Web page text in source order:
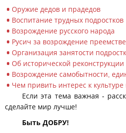
Оружие дедов и прадедов
Воспитание трудных подростков
Возрождение русского народа
Русич за возрождение
Организация занятости
Об исторической
Возрождение самобытности,
Чем привить интерес к
Если эта тема важная -
сделайте мир лучше!
Быть ДОБРУ!